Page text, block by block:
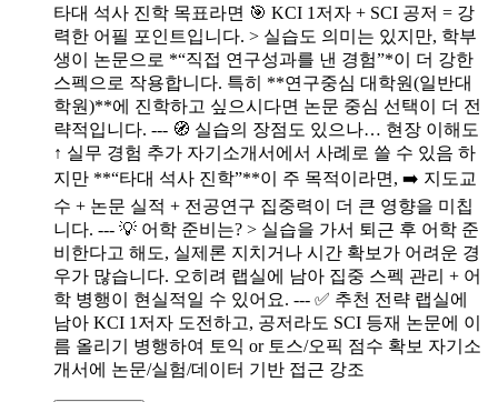
타대 석사 진학 목표라면 🎯 KCI 1저자 + SCI 공저 = 강
력한 어필 포인트입니다. > 실습도 의미는 있지만, 학부
생이 논문으로 *“직접 연구성과를 낸 경험”*이 더 강한
스펙으로 작용합니다. 특히 **연구중심 대학원(일반대
학원)**에 진학하고 싶으시다면 논문 중심 선택이 더 전
략적입니다. --- 🧭 실습의 장점도 있으나… 현장 이해도
↑ 실무 경험 추가 자기소개서에서 사례로 쓸 수 있음 하
지만 **“타대 석사 진학”**이 주 목적이라면, ➡️ 지도교
수 + 논문 실적 + 전공연구 집중력이 더 큰 영향을 미칩
니다. --- 💡 어학 준비는? > 실습을 가서 퇴근 후 어학 준
비한다고 해도, 실제론 지치거나 시간 확보가 어려운 경
우가 많습니다. 오히려 랩실에 남아 집중 스펙 관리 + 어
학 병행이 현실적일 수 있어요. --- ✅ 추천 전략 랩실에
남아 KCI 1저자 도전하고, 공저라도 SCI 등재 논문에 이
름 올리기 병행하여 토익 or 토스/오픽 점수 확보 자기소
개서에 논문/실험/데이터 기반 접근 강조